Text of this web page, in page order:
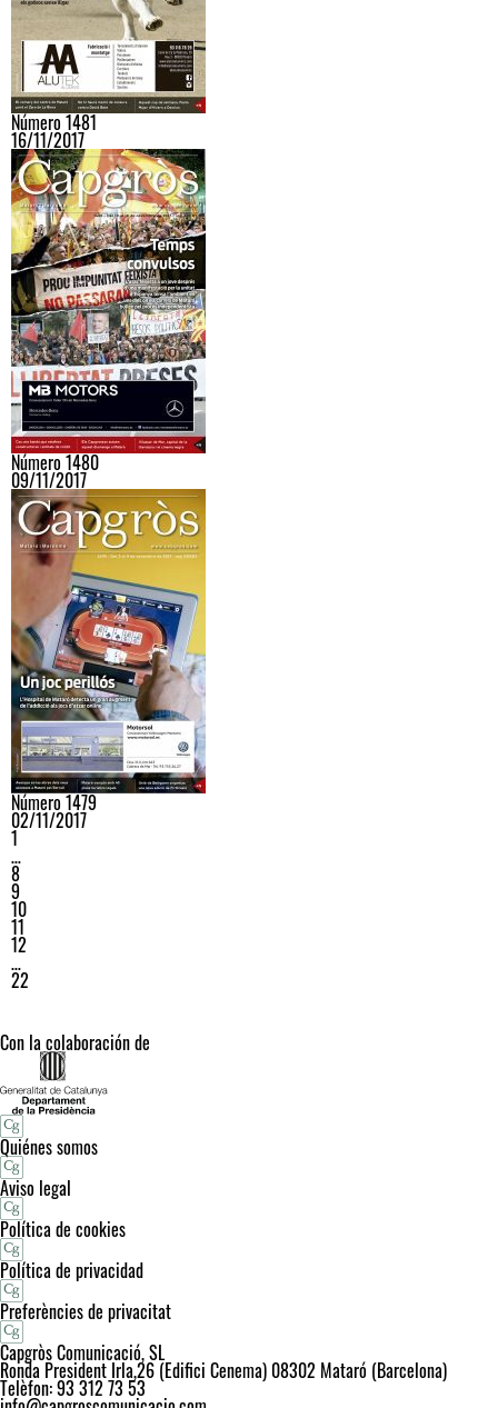
Número 1481
16/11/2017
Número 1480
09/11/2017
Número 1479
02/11/2017
1
…
8
9
10
11
12
…
22
Con la colaboración de
Quiénes somos
Aviso legal
Política de cookies
Política de privacidad
Preferències de privacitat
Capgròs Comunicació, SL
Ronda President Irla,26 (Edifici Cenema) 08302 Mataró (Barcelona)
Telèfon: 93 312 73 53